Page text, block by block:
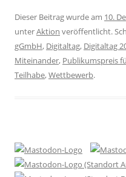
Dieser Beitrag wurde am 10.
unterAktion veröffentlicht.
gGmbH, Digitaltag, Digitaltag
Miteinander, Publikumspreis
Teilhabe,Wettbewerb.